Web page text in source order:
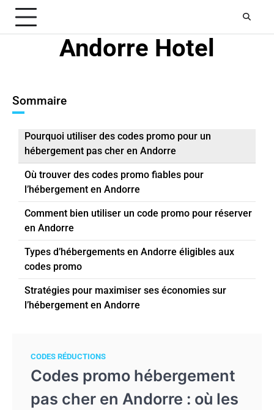
Skip
content
Andorre Hotel
CODES RÉDUCTIONS
Codes promo hébergement
pas cher en Andorre : où les
Sommaire
Pourquoi utiliser des codes promo pour un
hébergement pas cher en Andorre
Où trouver des codes promo fiables pour
l’hébergement en Andorre
Comment bien utiliser un code promo pour réserver
en Andorre
Types d’hébergements en Andorre éligibles aux
codes promo
Stratégies pour maximiser ses économies sur
l’hébergement en Andorre